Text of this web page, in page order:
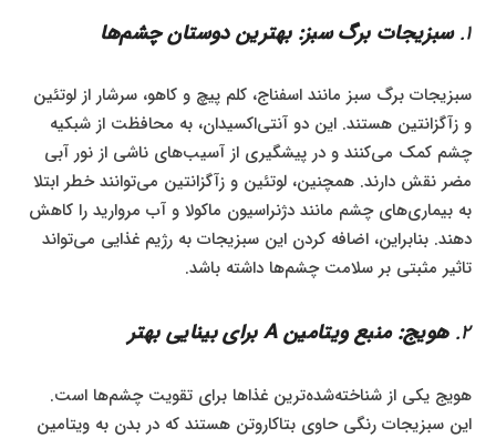
1. سبزیجات برگ سبز: بهترین دوستان چشم‌ها
سبزیجات برگ سبز مانند اسفناج، کلم پیچ و کاهو، سرشار از لوتئین
و زآگزانتین هستند. این دو آنتی‌اکسیدان، به محافظت از شبکیه
چشم کمک می‌کنند و در پیشگیری از آسیب‌های ناشی از نور آبی
مضر نقش دارند. همچنین، لوتئین و زآگزانتین می‌توانند خطر ابتلا
به بیماری‌های چشم مانند دژنراسیون ماکولا و آب مروارید را کاهش
دهند. بنابراین، اضافه کردن این سبزیجات به رژیم غذایی می‌تواند
تاثیر مثبتی بر سلامت چشم‌ها داشته باشد.
2. هویج: منبع ویتامین A برای بینایی بهتر
هویج یکی از شناخته‌شده‌ترین غذاها برای تقویت چشم‌ها است.
این سبزیجات رنگی حاوی بتاکاروتن هستند که در بدن به ویتامین